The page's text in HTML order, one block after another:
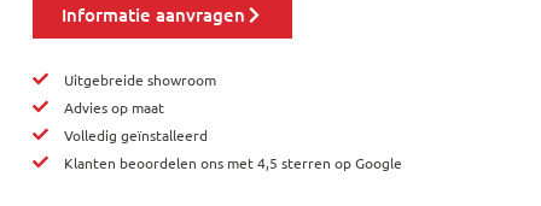
Informatie aanvragen
Uitgebreide showroom
Advies op maat
Volledig geïnstalleerd
Klanten beoordelen ons met 4,5 sterren op Google